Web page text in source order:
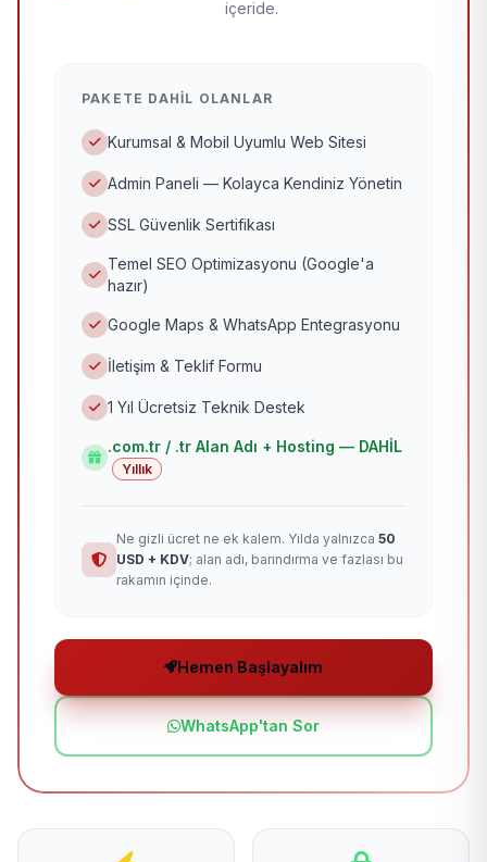
içeride.
PAKETE DAHIL OLANLAR
Kurumsal & Mobil Uyumlu Web Sitesi
Admin Paneli — Kolayca Kendiniz Yönetin
SSL Güvenlik Sertifikası
Temel SEO Optimizasyonu (Google'a
hazır)
Google Maps & WhatsApp Entegrasyonu
İletişim & Teklif Formu
1 Yıl Ücretsiz Teknik Destek
.com.tr / .tr Alan Adı + Hosting — DAHİL
Yıllık
Ne gizli ücret ne ek kalem. Yılda yalnızca 50
USD + KDV; alan adı, barındırma ve fazlası bu
rakamın içinde.
Hemen Başlayalım
WhatsApp'tan Sor